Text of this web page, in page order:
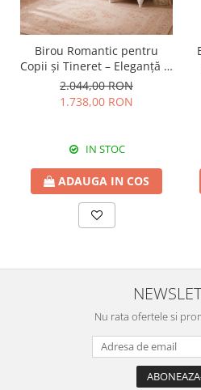
Birou Romantic pentru
Copii și Tineret – Eleganță și
Funcționalitate, 117x62x75
cm
2.044,00 RON
1.738,00 RON
IN STOC
ADAUGA IN COS
Nu rata ofertele si